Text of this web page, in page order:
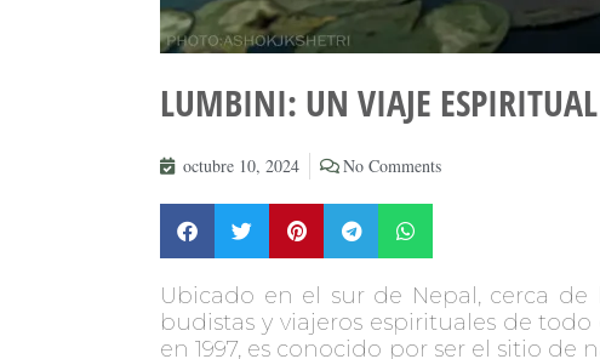
LUMBINI: UN VIAJE
octubre 10, 2024 No Comments
Ubicado en el sur de Nepal, cerca
budistas y viajeros espirituales de
en 1997, es conocido por ser el sitio